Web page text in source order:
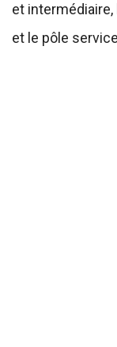
et
et le pôle